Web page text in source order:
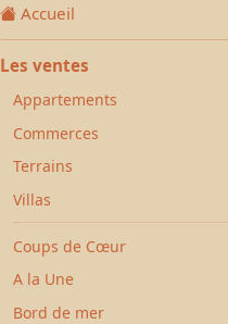
Accueil
Les ventes
Appartements
Commerces
Terrains
Villas
Coups de Cœur
A la Une
Bord de mer